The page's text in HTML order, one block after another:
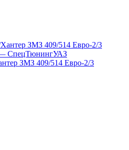
ЗМЗ 409/514 Евро-2/3